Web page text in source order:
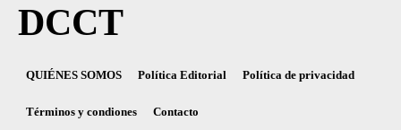
DCCT
QUIÉNES SOMOS Política Editorial Política de privacidad
Términos y condiones Contacto